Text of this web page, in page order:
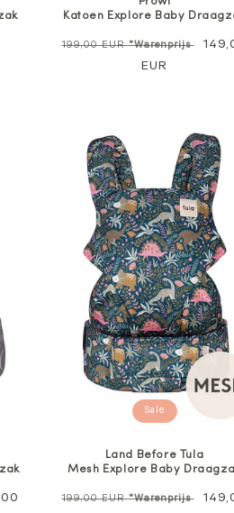
Katoen Explore Baby
Normale
199,00 EUR*Warenprijs
EUR
Sale
Land Before Tula
Mesh Explore Baby
Normale
199,00 EUR*Warenprijs